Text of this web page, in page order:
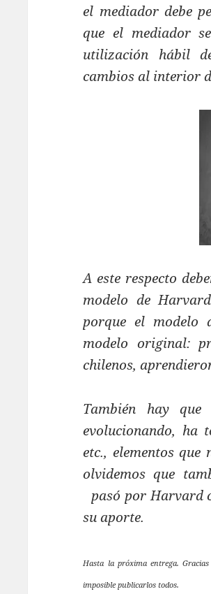
el mediador debe
que el mediador
utilización hábil
cambios al interior
A este respecto
modelo de
porque el modelo
modelo original:
chilenos,
También hay
evolucionando, ha
etc., elementos
olvidemos que
pasó por Harvard
su aporte.
Hasta la próxima entrega.
imposible publicarlos todos.